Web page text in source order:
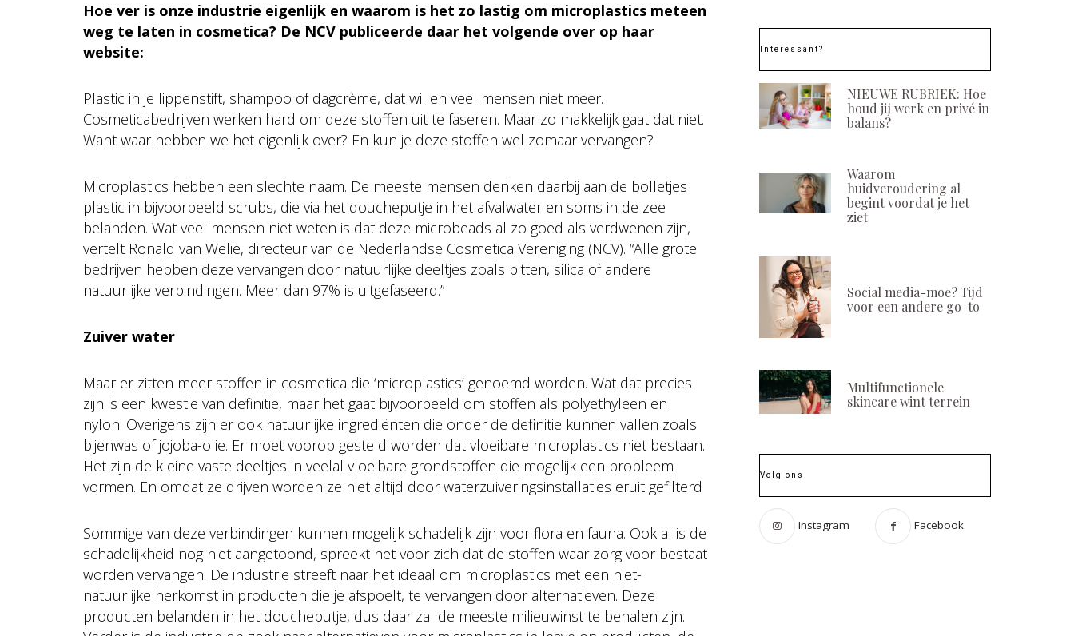
Hoe ver is onze industrie eigenlijk en waarom is het zo lastig om microplastics meteen
weg te laten in cosmetica? De NCV publiceerde daar het volgende over op haar
website:
Plastic in je lippenstift, shampoo of dagcrème, dat willen veel mensen niet meer.
Cosmeticabedrijven werken hard om deze stoffen uit te faseren. Maar zo makkelijk gaat dat niet.
Want waar hebben we het eigenlijk over? En kun je deze stoffen wel zomaar vervangen?
Microplastics hebben een slechte naam. De meeste mensen denken daarbij aan de bolletjes
plastic in bijvoorbeeld scrubs, die via het doucheputje in het afvalwater en soms in de zee
belanden. Wat veel mensen niet weten is dat deze microbeads al zo goed als verdwenen zijn,
vertelt Ronald van Welie, directeur van de Nederlandse Cosmetica Vereniging (NCV). “Alle grote
bedrijven hebben deze vervangen door natuurlijke deeltjes zoals pitten, silica of andere
natuurlijke verbindingen. Meer dan 97% is uitgefaseerd.”
Zuiver water
Maar er zitten meer stoffen in cosmetica die ‘microplastics’ genoemd worden. Wat dat precies
zijn is een kwestie van definitie, maar het gaat bijvoorbeeld om stoffen als polyethyleen en
nylon. Overigens zijn er ook natuurlijke ingrediënten die onder de definitie kunnen vallen zoals
bijenwas of jojoba-olie. Er moet voorop gesteld worden dat vloeibare microplastics niet bestaan.
Het zijn de kleine vaste deeltjes in veelal vloeibare grondstoffen die mogelijk een probleem
vormen. En omdat ze drijven worden ze niet altijd door waterzuiveringsinstallaties eruit gefilterd
Sommige van deze verbindingen kunnen mogelijk schadelijk zijn voor flora en fauna. Ook al is de
schadelijkheid nog niet aangetoond, spreekt het voor zich dat de stoffen waar zorg voor bestaat
worden vervangen. De industrie streeft naar het ideaal om microplastics met een niet-
natuurlijke herkomst in producten die je afspoelt, te vervangen door alternatieven. Deze
producten belanden in het doucheputje, dus daar zal de meeste milieuwinst te behalen zijn.
Interessant?
NIEUWE RUBRIEK: Hoe
houd jij werk en privé in
balans?
Waarom
huidveroudering al
begint voordat je het
ziet
Social media-moe? Tijd
voor een andere go-to
Multifunctionele
skincare wint terrein
Volg ons
Instagram Facebook